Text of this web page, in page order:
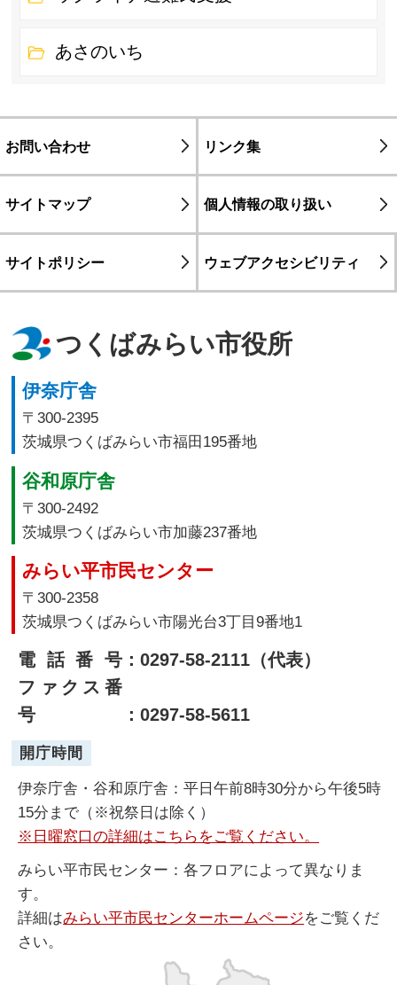
あさのいち
お問い合わせ リンク集
サイトマップ 個人情報の取り扱い
サイトポリシー ウェブアクセシビリティ
つくばみらい市役所
伊奈庁舎
〒300-2395
茨城県つくばみらい市福田195番地
谷和原庁舎
〒300-2492
茨城県つくばみらい市加藤237番地
みらい平市民センター
〒300-2358
茨城県つくばみらい市陽光台3丁目9番地1
電話番号：0297-58-2111（代表）
ファクス番
号
：0297-58-5611
開庁時間
伊奈庁舎・谷和原庁舎：平日午前8時30分から午後5時
15分まで（※祝祭日は除く）
※日曜窓口の詳細はこちらをご覧ください。
みらい平市民センター：各フロアによって異なりま
す。
詳細はみらい平市民センターホームページをご覧くだ
さい。